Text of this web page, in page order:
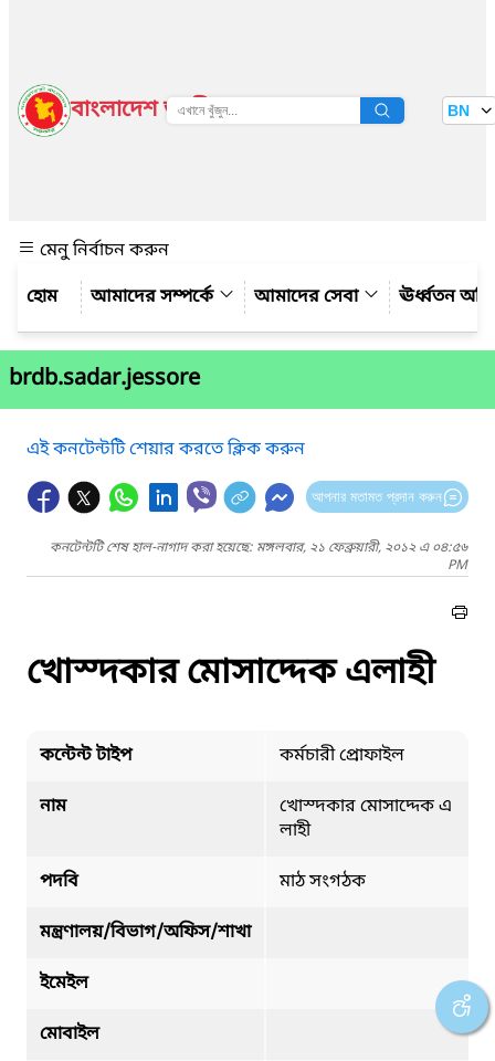
বাংলাদেশ জাতীয় তথ্য বাতায়ন BN
মেনু নির্বাচন করুন
আমাদের সম্পর্কে
আমাদের সেবা ঊর্ধ্বতন
brdb.sadar.jessore
এই কনটেন্টটি শেয়ার করতে ক্লিক করুন
আপনার মতামত প্রদান করুন
কনটেন্টটি শেষ হাল-নাগাদ করা হয়েছে: মঙ্গলবার, ২১ ফেব্রুয়ারী, ২০১২ এ ০৪:৫৬
PM
খোস্দকার মোসাদ্দেক এলাহী
কন্টেন্ট টাইপ কর্মচারী প্রোফাইল
নাম
খোস্দকার মোসাদ্দেক এ
লাহী
পদবি মাঠ সংগঠক
মন্ত্রণালয়/বিভাগ/অফিস/শাখা
ইমেইল
মোবাইল